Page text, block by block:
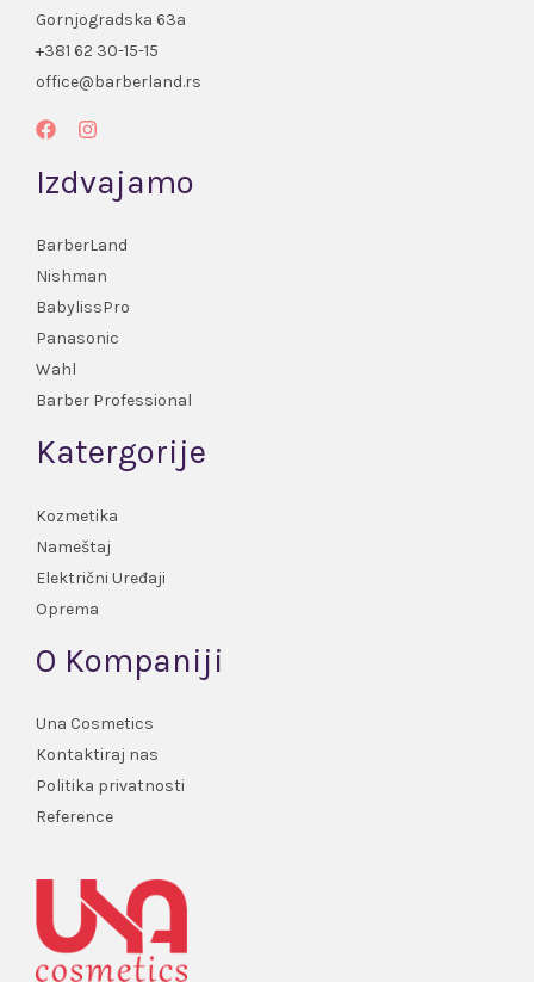
Gornjogradska 63a
+381 62 30-15-15
office@barberland.rs
Izdvajamo
BarberLand
Nishman
BabylissPro
Panasonic
Wahl
Barber Professional
Katergorije
Kozmetika
Nameštaj
Električni Uređaji
Oprema
O Kompaniji
Una Cosmetics
Kontaktiraj nas
Politika privatnosti
Reference